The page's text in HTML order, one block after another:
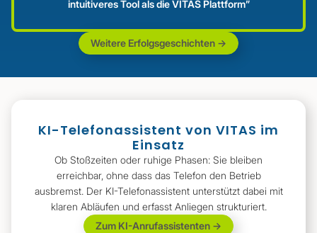
intuitiveres Tool als die VITAS Plattform”
Weitere Erfolgsgeschichten ->
KI-Telefonassistent von VITAS im
Einsatz
Ob Stoßzeiten oder ruhige Phasen: Sie bleiben
erreichbar, ohne dass das Telefon den Betrieb
ausbremst. Der KI-Telefonassistent unterstützt dabei mit
klaren Abläufen und erfasst Anliegen strukturiert.
Zum KI-Anrufassistenten ->